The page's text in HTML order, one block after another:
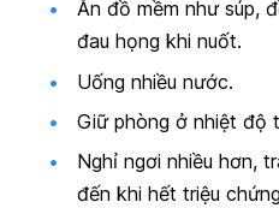
Ăn đồ mềm như súp,
đau họng khi nuốt.
Uống nhiều nước.
Giữ phòng ở nhiệt độ
Nghỉ ngơi nhiều hơn,
đến khi hết triệu